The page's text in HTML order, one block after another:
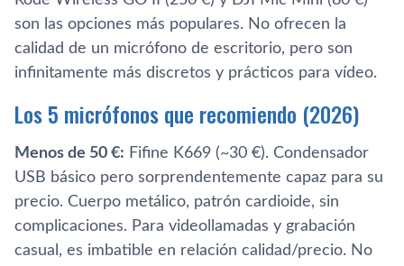
son las opciones más populares. No ofrecen la
calidad de un micrófono de escritorio, pero son
infinitamente más discretos y prácticos para vídeo.
Los 5 micrófonos que recomiendo (2026)
Menos de 50 €: Fifine K669 (~30 €). Condensador
USB básico pero sorprendentemente capaz para su
precio. Cuerpo metálico, patrón cardioide, sin
complicaciones. Para videollamadas y grabación
casual, es imbatible en relación calidad/precio. No